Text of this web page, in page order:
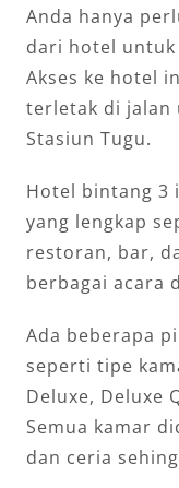
Anda hanya
dari hotel
Akses ke hotel
terletak di jalan
Stasiun Tugu.
Hotel bintang 3
yang lengkap
restoran, bar,
berbagai acara
Ada beberapa
seperti tipe
Deluxe, Deluxe
Semua kamar
dan ceria